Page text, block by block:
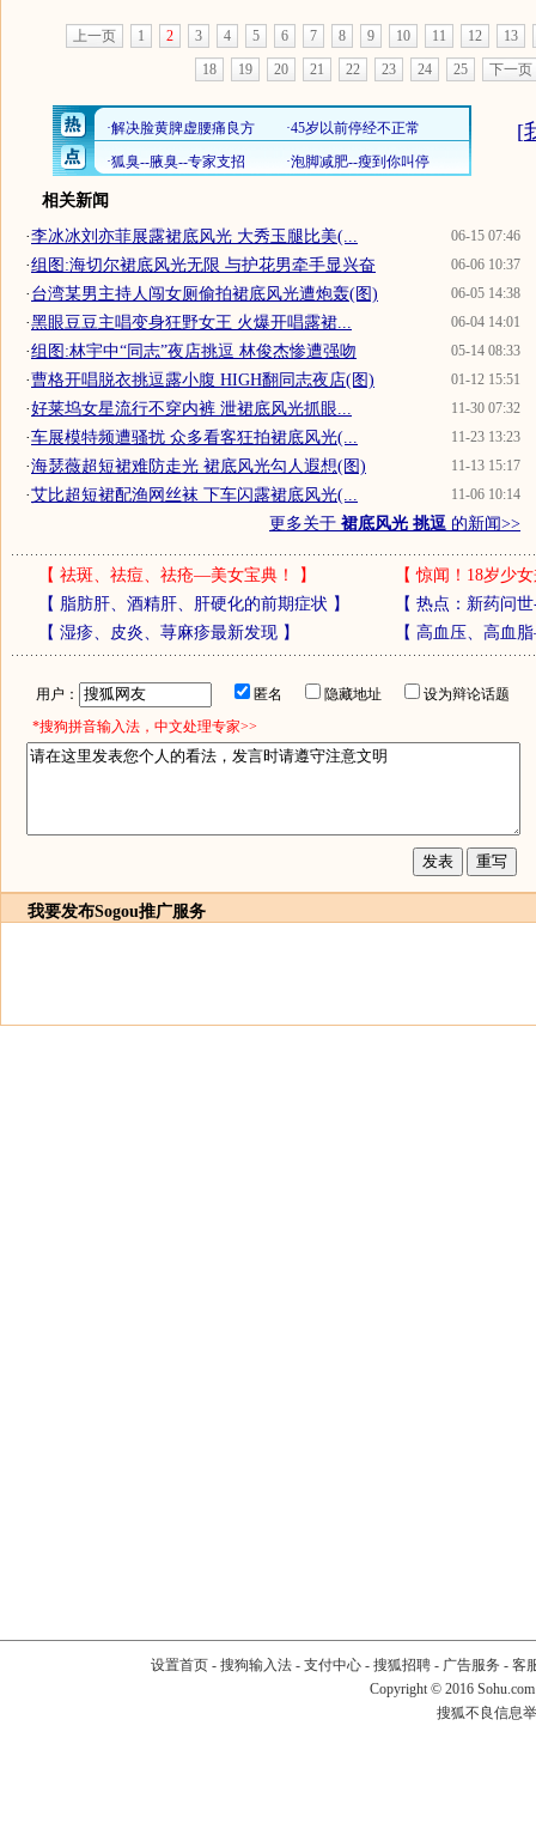
上一页 1 2 3 4 5 6 7 8 9 10 11 12
13
18
19 20 21 22 23 24 25 下一页
[
相关新闻
06-15 07:46
·李冰冰刘亦菲展露裙底风光 大秀玉腿比美(...
06-06 10:37
·组图:海切尔裙底风光无限 与护花男牵手显兴奋
06-05 14:38
·台湾某男主持人闯女厕偷拍裙底风光遭炮轰(图)
06-04 14:01
·黑眼豆豆主唱变身狂野女王 火爆开唱露裙...
05-14 08:33
·组图:林宇中“同志”夜店挑逗 林俊杰惨遭强吻
01-12 15:51
·曹格开唱脱衣挑逗露小腹 HIGH翻同志夜店(图)
11-30 07:32
·好莱坞女星流行不穿内裤 泄裙底风光抓眼...
11-23 13:23
·车展模特频遭骚扰 众多看客狂拍裙底风光(...
11-13 15:17
·海瑟薇超短裙难防走光 裙底风光勾人遐想(图)
11-06 10:14
·艾比超短裙配渔网丝袜 下车闪露裙底风光(...
更多关于 裙底风光 挑逗 的新闻>>
【 祛斑、祛痘、祛疮—美女宝典！ 】 【惊闻！18岁少
【 脂肪肝、酒精肝、肝硬化的前期症状 】 【 热点：新药问
【 湿疹、皮炎、荨麻疹最新发现】 【 高血压、高血
用户： 匿名 隐藏地址
设为辩论话题
*搜狗拼音输入法，中文处理专家>>
我要发布Sogou推广服务
设置首页- 搜狗输入法- 支付中心- 搜狐招聘- 广告服务 - 客
Copyright © 2016
搜狐不良信息